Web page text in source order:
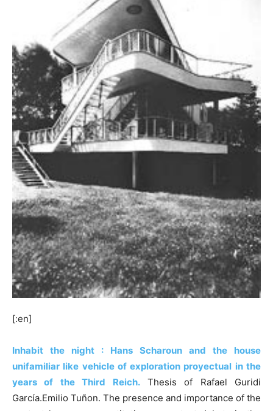
[:en]
Inhabit the night : Hans Scharoun and the house
unifamiliar like vehicle of exploration proyectual in the
years of the Third Reich.Thesis of Rafael Guridi
García.Emilio Tuñon. The presence and importance of the